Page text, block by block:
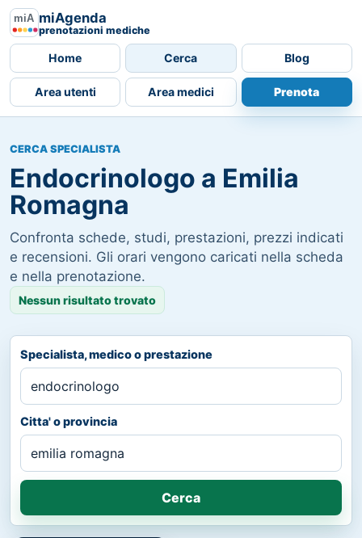
miAgenda
prenotazioni mediche
Home Cerca Blog
Area utenti Area medici Prenota
CERCA SPECIALISTA
Endocrinologo a Emilia
Romagna
Confronta schede, studi, prestazioni, prezzi indicati
e recensioni. Gli orari vengono caricati nella scheda
e nella prenotazione.
Nessun risultato trovato
Specialista, medico o prestazione
Citta' o provincia
Cerca